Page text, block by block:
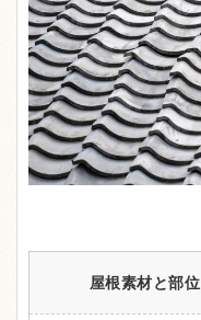
屋根素材と部位